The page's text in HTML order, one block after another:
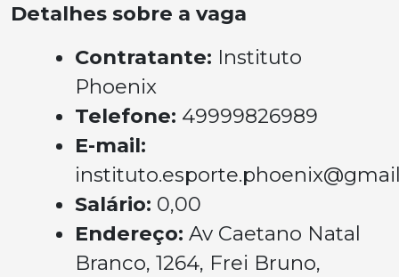
Detalhes sobre a vaga
Contratante: Instituto
Phoenix
Telefone: 49999826989
E-mail:
Salário: 0,00
Endereço: Av Caetano Natal
Branco, 1264, Frei Bruno,